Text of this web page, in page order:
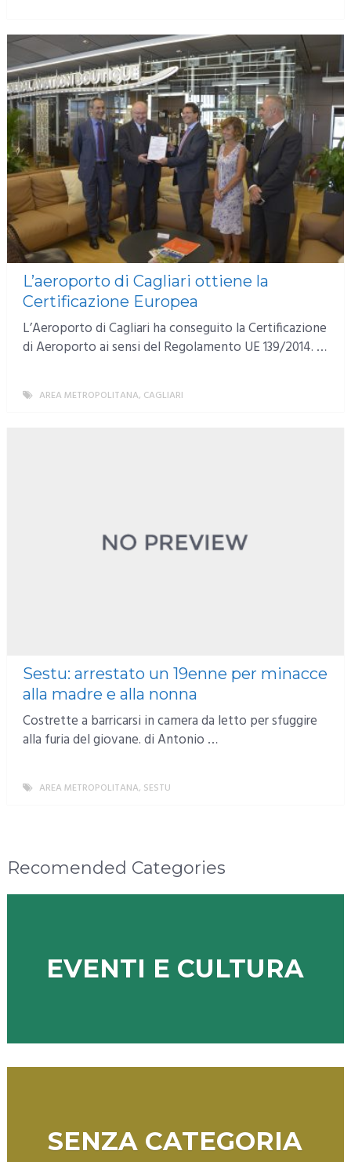
L’aeroporto di Cagliari ottiene la
Certificazione Europea
L’Aeroporto di Cagliari ha conseguito la Certificazione
di Aeroporto ai sensi del Regolamento UE 139/2014. …
AREA METROPOLITANA, CAGLIARI
Sestu: arrestato un 19enne per minacce
alla madre e alla nonna
Costrette a barricarsi in camera da letto per sfuggire
alla furia del giovane. di Antonio …
AREA METROPOLITANA, SESTU
Recomended Categories
EVENTI E CULTURA
SENZA CATEGORIA